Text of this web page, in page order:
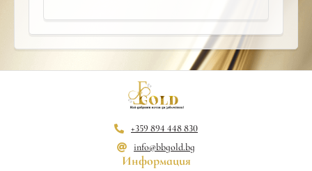
+359 894 448 830
info@bbgold.bg
Информация